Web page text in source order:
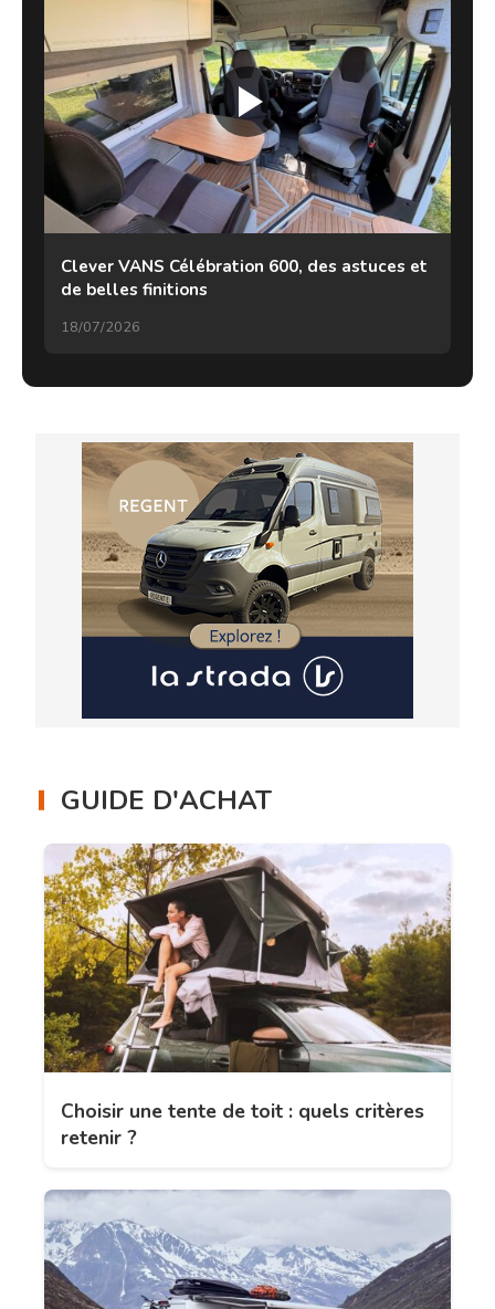
Clever VANS Célébration 600, des astuces et
de belles finitions
18/07/2026
GUIDE D'ACHAT
Choisir une tente de toit : quels critères
retenir ?